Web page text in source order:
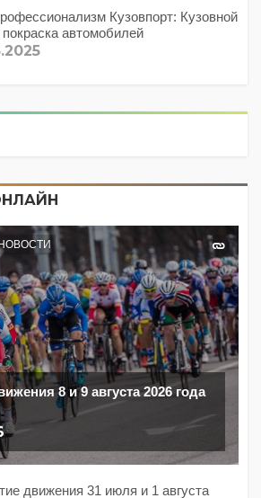
Кузовпорт: Кузовной
автомобилей
НОВОСТИ
8 и 9 августа 2026 года
движения 31 июля и 1 августа